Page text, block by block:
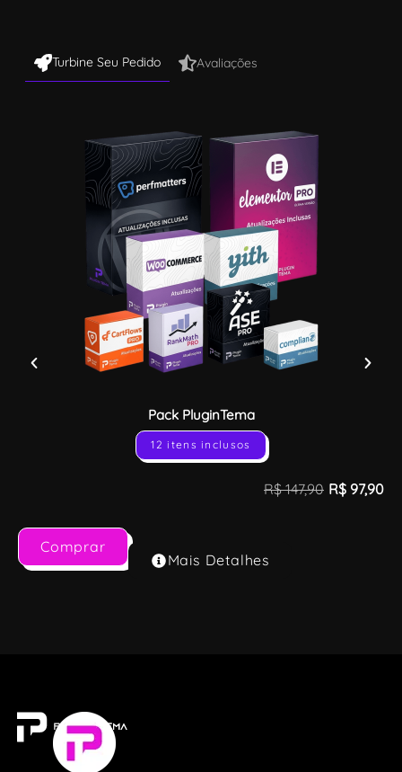
Turbine Seu Pedido Avaliações
Pack PluginTema
12 itens inclusos
R$147,90 R$ 97,90
Comprar
Mais Detalhes